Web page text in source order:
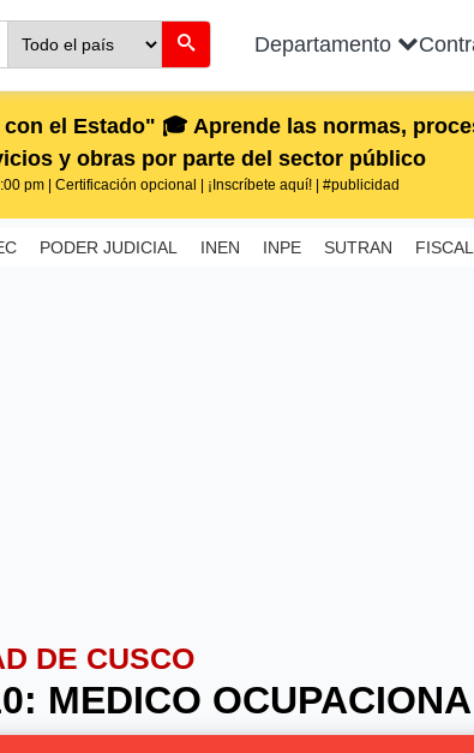
Departamento
el Estado" 🎓 Aprende las normas,
y obras por parte del sector público
pm | Certificación opcional | ¡Inscríbete aquí! | #publicidad
PODER JUDICIAL INEN INPE SUTRAN
DE CUSCO
MEDICO